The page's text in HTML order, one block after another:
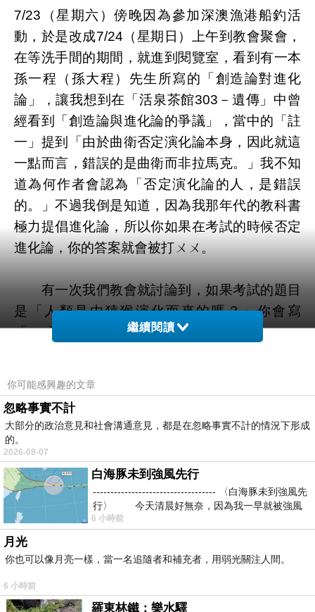
7/23（星期六）傍晚因為參加深澳漁港船釣活
動，於是改成7/24（星期日）上午到教會聚會，
在等洗手間的期間，就進到閱覽室，看到有一本
孫一程（孫大程）先生所寫的「創造論對進化
論」，讓我想到在「活泉茶館303－遺傳」中曾
經看到「創造論與進化論的爭議」，當中的「註
一」提到「由於曲衛否定演化論本身，因此就這
一點而言，錯誤的是曲衛而非拉馬克。」我不知
道為何作者會認為「否定演化論的人，是錯誤
的。」不過我倒是知道，因為我那年代的教科書
極力提倡進化論，所以你如果在考試的時候否定
進化論，你的答案就會被打ㄨㄨ。
有一次我們教會就討論到，如果考試的題目
是「人類是由猿猴演化而來的嗎？」你會寫
「○」還是「ㄨ」呢？
帝直接創造的。
有人說要寫「○」，因為如果寫「ㄨ」就會
損失一些分數。
「教科書」真是一個獨裁者，反對它的人通
通都是錯的，「辭典」都沒有它來得權威。（國
中時考「妍麗」中「妍」的注音，我的辭典寫
「ㄧㄢˇ」，於是我就照著寫，可是實際答案卻是
「ㄧㄢˊ」，我拿辭典給老師看，也爭不回這一
分，畢竟錯就是錯。）可是如果教科書有錯，照
繼續閱讀
你可能感興趣的文章
忽略事實不計
大部分的政治意見和社會溝通意見，都是在忽略事實不計的情況下形成
的。
2026-08-07
白海豚未到強風先行
----------------------------------- 〈白海豚未到強風先
行〉 今天清晨好無奈，因為我一早就被強風
6 小時前
月光
你也可以像月亮一樣，當一名追隨者和補充者，用弱光關注人間。
6 小時前
羅東林鐵：樂水驛